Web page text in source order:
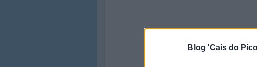
Blog 'Cais do